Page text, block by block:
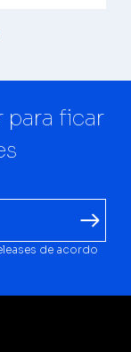
para ficar
de acordo